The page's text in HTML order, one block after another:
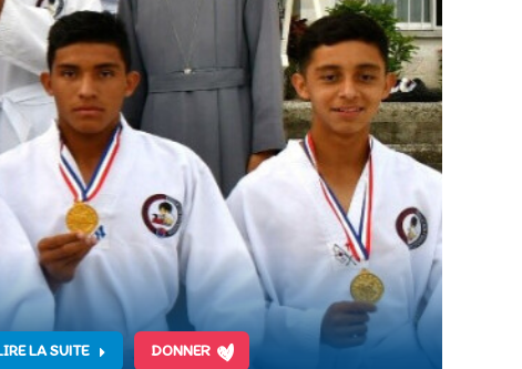
LA SUITE DONNER